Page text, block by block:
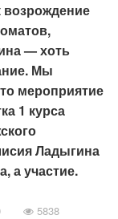
возрождение
— хоть
Мы
мероприятие
1 курса
Ладыгина
а участие.
5838